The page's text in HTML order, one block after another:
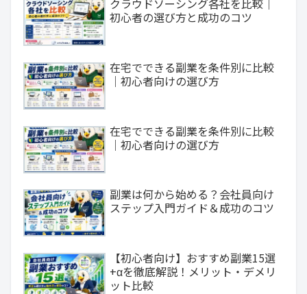
クラウドソーシング各社を比較｜
初心者の選び方と成功のコツ
在宅でできる副業を条件別に比較
｜初心者向けの選び方
在宅でできる副業を条件別に比較
｜初心者向けの選び方
副業は何から始める？会社員向け
ステップ入門ガイド＆成功のコツ
【初心者向け】おすすめ副業15選
+αを徹底解説！メリット・デメリ
ット比較